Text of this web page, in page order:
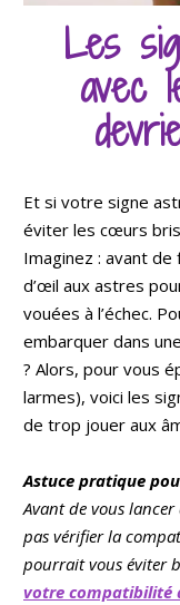
Les
avec
Et si votre signe
éviter les cœurs
Imaginez : avant
d’œil aux astres
vouées à l’échec.
embarquer dans
? Alors, pour vous
larmes), voici les
de trop jouer aux
Astuce pratique
Avant de vous
pas vérifier la
pourrait vous éviter
votre compatibilité